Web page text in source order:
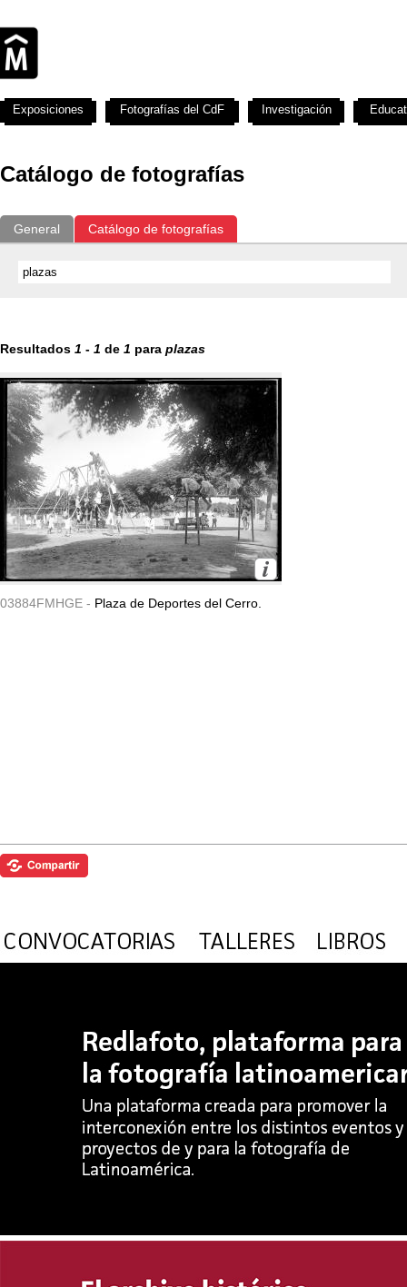
Catálogo de fotografías
General Catálogo de fotografías
Resultados 1 - 1 de 1 para plazas
03884FMHGE - Plaza de Deportes del Cerro.
Exposiciones Fotografías del CdF Investigación